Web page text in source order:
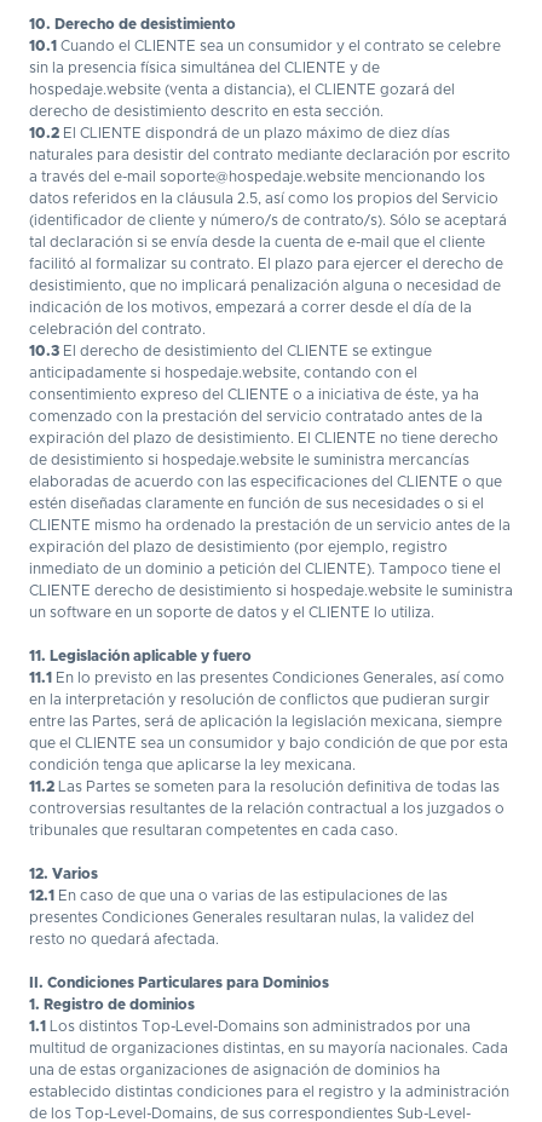
10. Derecho de desistimiento
10.1 Cuando el CLIENTE sea un consumidor y el contrato se celebre
sin la presencia física simultánea del CLIENTE y de
hospedaje.website (venta a distancia), el CLIENTE gozará del
derecho de desistimiento descrito en esta sección.
10.2 El CLIENTE dispondrá de un plazo máximo de diez días
naturales para desistir del contrato mediante declaración por escrito
a través del e-mail soporte@hospedaje.website mencionando los
datos referidos en la cláusula 2.5, así como los propios del Servicio
(identificador de cliente y número/s de contrato/s). Sólo se aceptará
tal declaración si se envía desde la cuenta de e-mail que el cliente
facilitó al formalizar su contrato. El plazo para ejercer el derecho de
desistimiento, que no implicará penalización alguna o necesidad de
indicación de los motivos, empezará a correr desde el día de la
celebración del contrato.
10.3 El derecho de desistimiento del CLIENTE se extingue
anticipadamente si hospedaje.website, contando con el
consentimiento expreso del CLIENTE o a iniciativa de éste, ya ha
comenzado con la prestación del servicio contratado antes de la
expiración del plazo de desistimiento. El CLIENTE no tiene derecho
de desistimiento si hospedaje.website le suministra mercancías
elaboradas de acuerdo con las especificaciones del CLIENTE o que
estén diseñadas claramente en función de sus necesidades o si el
CLIENTE mismo ha ordenado la prestación de un servicio antes de la
expiración del plazo de desistimiento (por ejemplo, registro
inmediato de un dominio a petición del CLIENTE). Tampoco tiene el
CLIENTE derecho de desistimiento si hospedaje.website le suministra
un software en un soporte de datos y el CLIENTE lo utiliza.
11. Legislación aplicable y fuero
11.1 En lo previsto en las presentes Condiciones Generales, así como
en la interpretación y resolución de conflictos que pudieran surgir
entre las Partes, será de aplicación la legislación mexicana, siempre
que el CLIENTE sea un consumidor y bajo condición de que por esta
condición tenga que aplicarse la ley mexicana.
11.2 Las Partes se someten para la resolución definitiva de todas las
controversias resultantes de la relación contractual a los juzgados o
tribunales que resultaran competentes en cada caso.
12. Varios
12.1 En caso de que una o varias de las estipulaciones de las
presentes Condiciones Generales resultaran nulas, la validez del
resto no quedará afectada.
II. Condiciones Particulares para Dominios
1. Registro de dominios
1.1
Los distintos Top-Level-Domains son administrados por una
multitud de organizaciones distintas, en su mayoría nacionales. Cada
una de estas organizaciones de asignación de dominios ha
establecido distintas condiciones para el registro y la administración
de los Top-Level-Domains, de sus correspondientes Sub-Level-